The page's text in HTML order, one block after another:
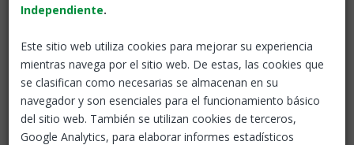
Resultat de la recerca
Tornar
REDUCCIÓ HORA LECTIVA GENER DE
2023
Catalunya 25 Oct, 2022
Independiente.
Este sitio web utiliza cookies para mejorar su experiencia
mientras navega por el sitio web. De estas, las cookies que
se clasifican como necesarias se almacenan en su
navegador y son esenciales para el funcionamiento básico
del sitio web. También se utilizan cookies de terceros,
Google Analytics, para elaborar informes estadísticos